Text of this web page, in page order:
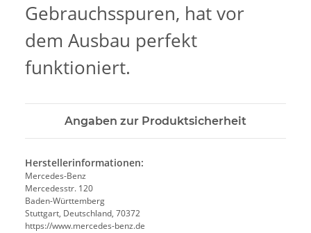
Gebrauchsspuren, hat vor
dem Ausbau perfekt
funktioniert.
Angaben zur Produktsicherheit
Herstellerinformationen:
Mercedes-Benz
Mercedesstr. 120
Baden-Württemberg
Stuttgart, Deutschland, 70372
https://www.mercedes-benz.de